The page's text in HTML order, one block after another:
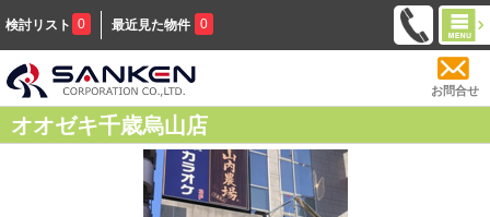
検討リスト 0 最近見た物件 0
お問合せ
オオゼキ千歳烏山店